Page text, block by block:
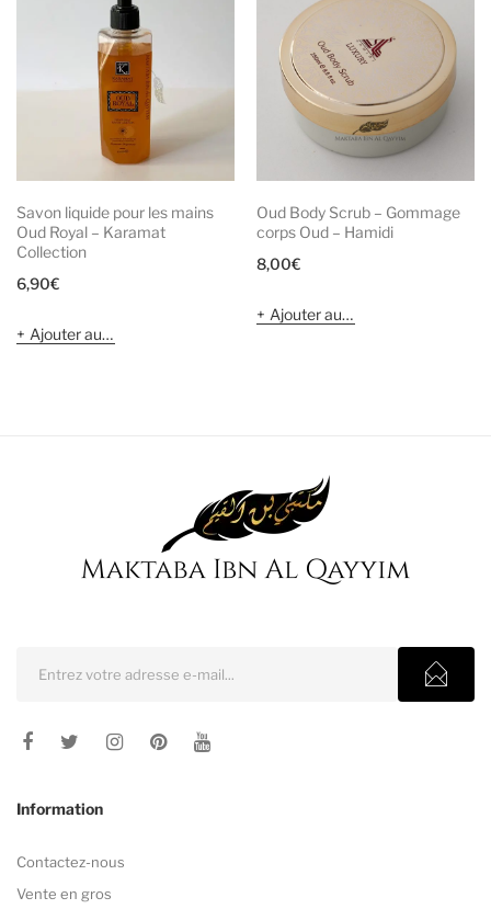
Savon liquide pour les mains
Oud Royal – Karamat
Collection
6,90€
Ajouter au panier
Oud Body Scrub – Gommage
corps Oud – Hamidi
8,00€
Ajouter au panier
Information
Contactez-nous
Vente en gros